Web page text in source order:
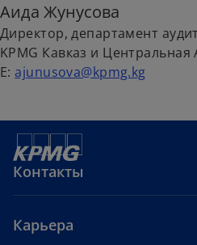
Аида Жунусова
Директор, департамент
KPMG Кавказ и Центральная
E:ajunusova@kpmg.kg
Контакты
Карьера